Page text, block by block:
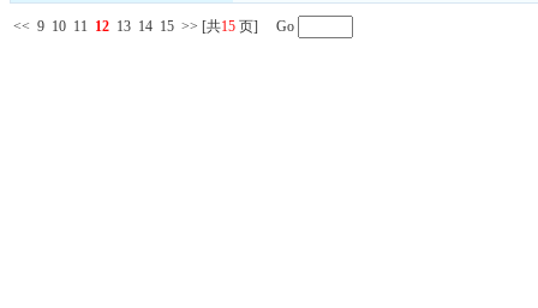
<< 9 10 11 12 13 14 15 >> [共15 页] Go